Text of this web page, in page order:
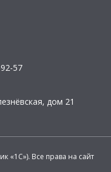
57
дом 21
«1С»). Все права на сайт